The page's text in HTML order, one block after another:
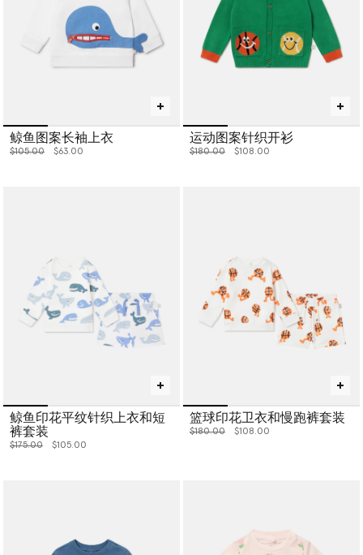
鲸鱼图案长袖上衣
价格从
$105.00下降至
$63.00
运动图案针织开衫
价格从
$180.00下降至
$108.00
鲸鱼印花平纹针织上衣和短
裤套装
价格从
$175.00下降至
$105.00
篮球印花卫衣和慢跑裤套装
价格从
$180.00下降至
$108.00